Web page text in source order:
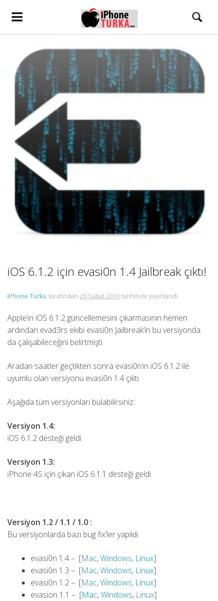
iOS 6.1.2 için evasi0n 1.4 Jailbreak çıktı!
iPhone Turka. tarafından 20 Şubat 2013 tarihinde yayınlandı.
Apple’ın iOS 6.1.2 güncellemesini çıkarmasının hemen
ardından evad3rs ekibi evasi0n Jailbreak’in bu versiyonda
da çalışabileceğini belirtmişti.
Aradan saatler geçtikten sonra evasi0n’ın iOS 6.1.2 ile
uyumlu olan versiyonu evasi0n 1.4 çıktı.
Aşağıda tüm versiyonları bulabilirsiniz:
Versiyon 1.4:
iOS 6.1.2 desteği geldi
Versiyon 1.3:
iPhone 4S için çıkan iOS 6.1.1 desteği geldi
Versiyon 1.2 / 1.1 / 1.0 :
Bu versiyonlarda bazı bug fix’ler yapıldı
evasi0n 1.4 – [Mac,Windows, Linux]
evasi0n 1.3 – [Mac,Windows, Linux]
evasi0n 1.2 – [Mac,Windows, Linux]
evasion 1.1 – [Mac,Windows, Linux]